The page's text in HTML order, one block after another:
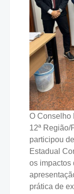
O Conselho
12ª
participou
Estadual
os impactos
prática de